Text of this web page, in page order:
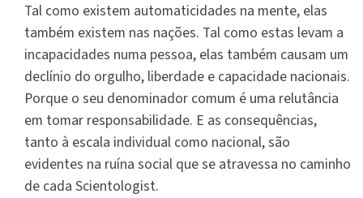
Tal como existem automaticidades na mente, elas
também existem nas nações. Tal como estas levam a
incapacidades numa pessoa, elas também causam um
declínio do orgulho, liberdade e capacidade nacionais.
Porque o seu denominador comum é uma relutância
em tomar responsabilidade. E as consequências,
tanto à escala individual como nacional, são
evidentes na ruína social que se atravessa no caminho
de cada Scientologist.